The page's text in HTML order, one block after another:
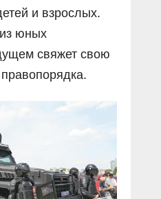
и взрослых.
юных
свяжет свою